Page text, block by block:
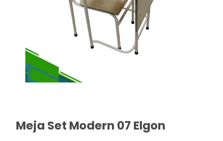
Meja Set Modern 07 Elgon